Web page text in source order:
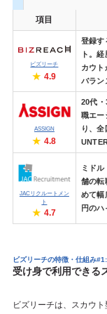
項目
ビズリーチ
4.9
登録す
ト。
カウト
バラン
ASSIGN
4.8
20代
職エー
り、
JACリクルートメン
ト
4.7
ミド
舗の転
めて幅
円のハ
ビズリーチの特徴・仕組み#1:
受け身で利用できる
ビズリーチは、スカウ